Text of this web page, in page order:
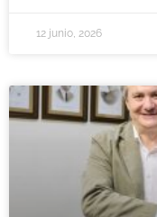
12 junio, 2026